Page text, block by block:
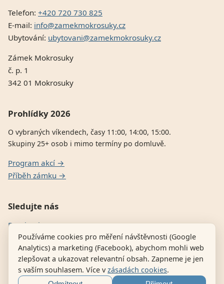
Telefon: +420 720 730 825
E-mail: info@zamekmokrosuky.cz
Ubytování: ubytovani@zamekmokrosuky.cz
Zámek Mokrosuky
č. p. 1
342 01 Mokrosuky
Prohlídky 2026
O vybraných víkendech, časy 11:00, 14:00, 15:00.
Skupiny 25+ osob i mimo termíny po domluvě.
Program akcí →
Příběh zámku →
Sledujte nás
Facebook
E-shop dílny — historické zbraně
© 2026 Zámek Mokrosuky · Provozovatel Adam Jelínek, IČ:
Používáme cookies pro měření návštěvnosti (Google
Analytics) a marketing (Facebook), abychom mohli web
zlepšovat a ukazovat relevantní obsah. Zapneme je jen
s vaším souhlasem. Více vzásadách cookies.